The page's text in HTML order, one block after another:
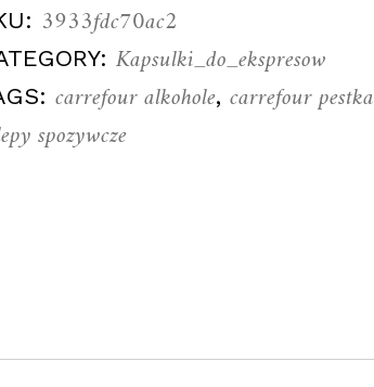
3933fdc70ac2
Kapsulki_do_ekspresow
carrefour alkohole,carrefour pestka
spozywcze